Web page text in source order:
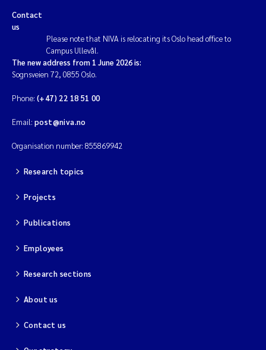
Contact
us
Please note that NIVA is relocating its Oslo head office to
Campus Ullevål.
The new address from 1 June 2026 is:
Sognsveien 72, 0855 Oslo.
Phone: (+47) 22 18 51 00
Email: post@niva.no
Organisation number: 855869942
Research topics
Projects
Publications
Employees
Research sections
About us
Contact us